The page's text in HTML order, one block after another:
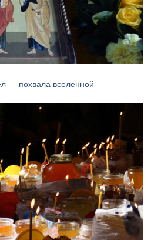
— похвала вселенной